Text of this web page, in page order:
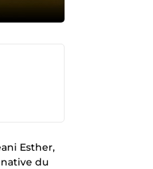
Esther,
du